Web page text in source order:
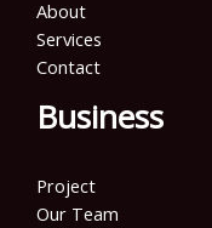
About
Services
Contact
Business
Project
Our Team